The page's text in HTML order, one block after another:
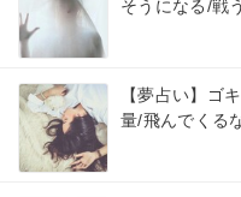
そうになる/戦
【夢占い】ゴ
量/飛んでくる